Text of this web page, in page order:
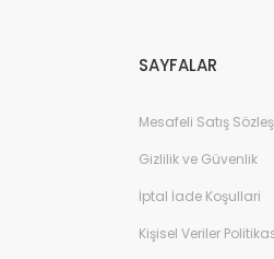
SAYFALAR
Mesafeli Satış
Gizlilik ve Güvenlik
İptal İade Koşullari
Kişisel Veriler